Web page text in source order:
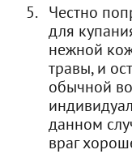
Честно
для
нежной
травы, и
обычной
данном
враг